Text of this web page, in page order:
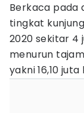
Berkaca pada
tingkat
2020 sekitar 4
menurun
yakni 16,10 juta